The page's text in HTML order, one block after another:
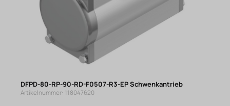
DFPD-80-RP-90-RD-F0507-R3-EP Schwenkantrieb
Artikelnummer: 118047620